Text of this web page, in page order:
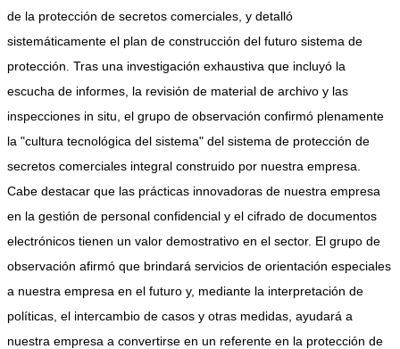
de la protección de secretos comerciales, y detalló
sistemáticamente el plan de construcción del futuro sistema de
protección. Tras una investigación exhaustiva que incluyó la
escucha de informes, la revisión de material de archivo y las
inspecciones in situ, el grupo de observación confirmó plenamente
la "cultura tecnológica del sistema" del sistema de protección de
secretos comerciales integral construido por nuestra empresa.
Cabe destacar que las prácticas innovadoras de nuestra empresa
en la gestión de personal confidencial y el cifrado de documentos
electrónicos tienen un valor demostrativo en el sector. El grupo de
observación afirmó que brindará servicios de orientación especiales
a nuestra empresa en el futuro y, mediante la interpretación de
políticas, el intercambio de casos y otras medidas, ayudará a
nuestra empresa a convertirse en un referente en la protección de